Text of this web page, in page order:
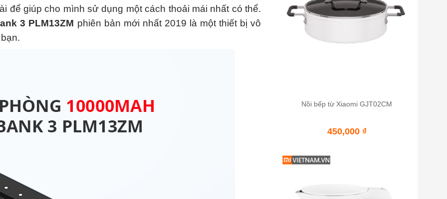
để giúp cho mình sử dụng một cách thoải mái nhất có thể.
3 PLM13ZM phiên bản mới nhất 2019 là một thiết bị vô
Nồi bếp từ Xiaomi GJT02CM
450,000 ₫